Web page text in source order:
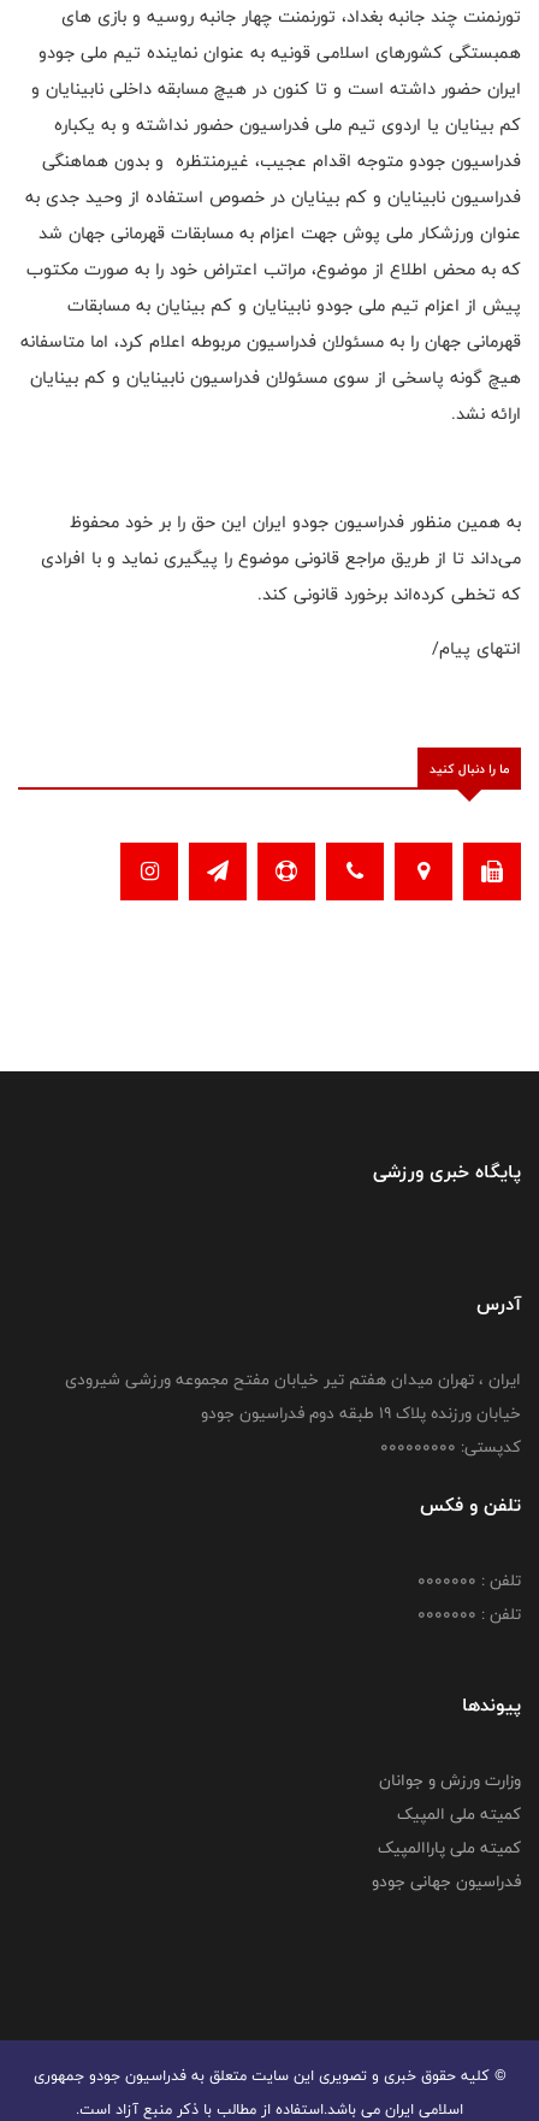
تورنمنت چند جانبه بغداد، تورنمنت چهار جانبه روسیه و بازی های
همبستگی کشورهای اسلامی قونیه به عنوان نماینده تیم ملی جودو
ایران حضور داشته است و تا کنون در هیچ مسابقه داخلی نابینایان و
کم بینایان یا اردوی تیم ملی فدراسیون حضور نداشته و به یکباره
فدراسیون جودو متوجه اقدام عجیب، غیرمنتظره و بدون هماهنگی
فدراسیون نابینایان و کم بینایان در خصوص استفاده از وحید جدی به
عنوان ورزشکار ملی پوش جهت اعزام به مسابقات قهرمانی جهان شد
که به محض اطلاع از موضوع، مراتب اعتراض خود را به صورت مکتوب
پیش از اعزام تیم ملی جودو نابینایان و کم بینایان به مسابقات
قهرمانی جهان را به مسئولان فدراسیون مربوطه اعلام کرد، اما متاسفانه
هیچ گونه پاسخی از سوی مسئولان فدراسیون نابینایان و کم بینایان
ارائه نشد.
به همین منظور فدراسیون جودو ایران این حق را بر خود محفوظ
می‌داند تا از طریق مراجع قانونی موضوع را پیگیری نماید و با افرادی
که تخطی کرده‌اند برخورد قانونی کند.
انتهای پیام/
ما را دنبال کنید
پایگاه خبری ورزشی
آدرس
ایران ، تهران میدان هفتم تیر خیابان مفتح مجموعه ورزشی شیرودی
خیابان ورزنده پلاک ۱۹ طبقه دوم فدراسیون جودو
کدپستی: 000000000
تلفن و فکس
تلفن : 0000000
تلفن : 0000000
پیوندها
وزارت ورزش و جوانان
کمیته ملی المپیک
کمیته ملی پاراالمپیک
فدراسیون جهانی جودو
© کليه حقوق خبری و تصويری اين سايت متعلق به فدراسیون جودو جمهوری
اسلامی ایران می باشد.استفاده از مطالب با ذكر منبع آزاد است.